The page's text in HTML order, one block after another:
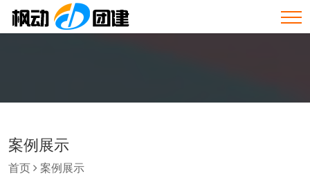
案例展示
首页 案例展示